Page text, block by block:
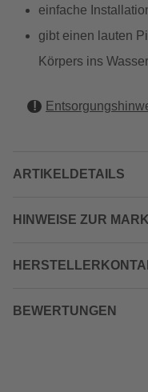
einfache
gibt einen lauten
Körpers ins
ARTIKELDETAILS
HINWEISE ZUR
BEWERTUNGEN